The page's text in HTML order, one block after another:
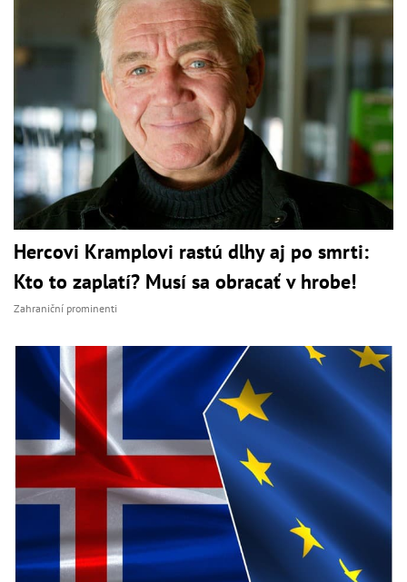
Hercovi Kramplovi rastú dlhy aj po smrti:
Kto to zaplatí? Musí sa obracať v hrobe!
Zahraniční prominenti